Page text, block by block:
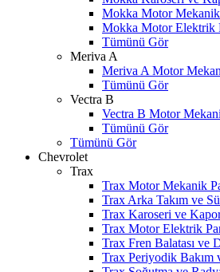
Mokka Motor Mekanik
Mokka Motor Elektrik
Tümünü Gör
Meriva A
Meriva A Motor
Tümünü Gör
Vectra B
Vectra B Motor
Tümünü Gör
Tümünü Gör
Chevrolet
Trax
Trax Motor Mekanik
Trax Arka Takım ve
Trax Karoseri ve
Trax Motor Elektrik
Trax Fren Balatası ve
Trax Periyodik Bakım